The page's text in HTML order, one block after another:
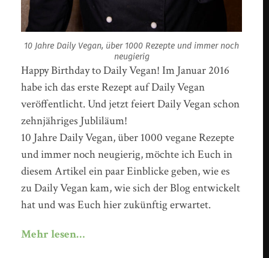
10 Jahre Daily Vegan, über 1000 Rezepte und immer noch
neugierig
Happy Birthday to Daily Vegan! Im Januar 2016
habe ich das erste Rezept auf Daily Vegan
veröffentlicht. Und jetzt feiert Daily Vegan schon
zehnjähriges Jubliläum!
10 Jahre Daily Vegan, über 1000 vegane Rezepte
und immer noch neugierig, möchte ich Euch in
diesem Artikel ein paar Einblicke geben, wie es
zu Daily Vegan kam, wie sich der Blog entwickelt
hat und was Euch hier zukünftig erwartet.
Mehr lesen…